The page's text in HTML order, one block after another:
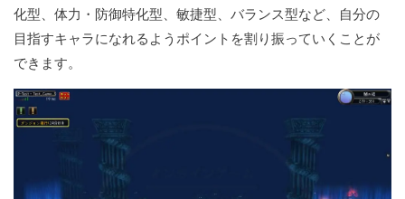
化型、体力・防御特化型、敏捷型、バランス型など、自分の
目指すキャラになれるようポイントを割り振っていくことが
できます。